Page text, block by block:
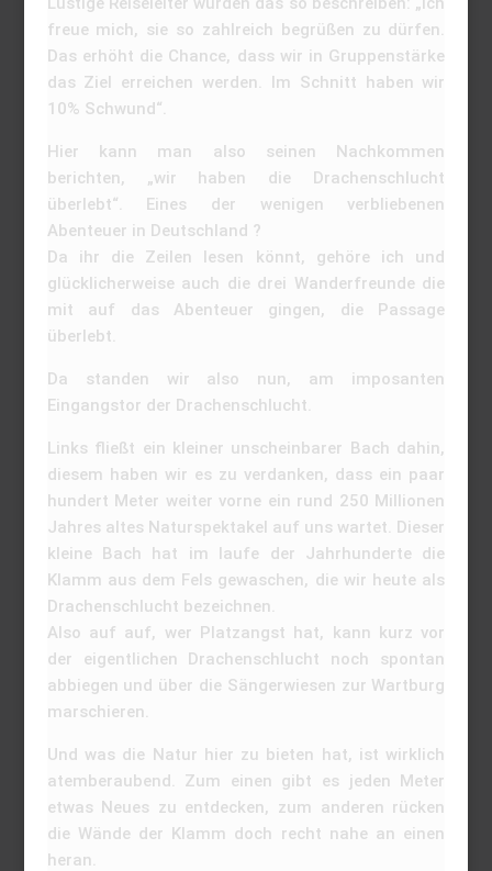
freue mich, sie so zahlreich begrüßen zu dürfen.
Das erhöht die Chance, dass wir in Gruppenstärke
das Ziel erreichen werden. Im Schnitt haben wir
10% Schwund“.
Hier kann man also seinen Nachkommen
berichten, „wir haben die Drachenschlucht
überlebt“. Eines der wenigen verbliebenen
Abenteuer in Deutschland ?
Da ihr die Zeilen lesen könnt, gehöre ich und
glücklicherweise auch die drei Wanderfreunde die
mit auf das Abenteuer gingen, die Passage
überlebt.
Da standen wir also nun, am imposanten
Eingangstor der Drachenschlucht.
Links fließt ein kleiner unscheinbarer Bach dahin,
diesem haben wir es zu verdanken, dass ein paar
hundert Meter weiter vorne ein rund 250 Millionen
Jahres altes Naturspektakel auf uns wartet. Dieser
kleine Bach hat im laufe der Jahrhunderte die
Klamm aus dem Fels gewaschen, die wir heute als
Drachenschlucht bezeichnen.
Also auf auf, wer Platzangst hat, kann kurz vor
der eigentlichen Drachenschlucht noch spontan
abbiegen und über die Sängerwiesen zur Wartburg
marschieren.
Und was die Natur hier zu bieten hat, ist wirklich
atemberaubend. Zum einen gibt es jeden Meter
etwas Neues zu entdecken, zum anderen rücken
die Wände der Klamm doch recht nahe an einen
heran.